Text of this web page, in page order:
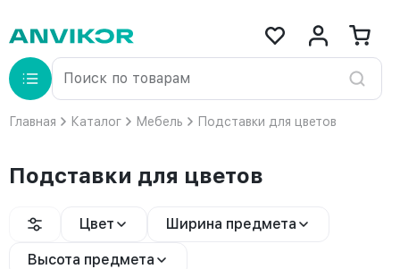
Главная Каталог Мебель Подставки для цветов
Подставки для цветов
Цвет Ширина предмета
Высота предмета